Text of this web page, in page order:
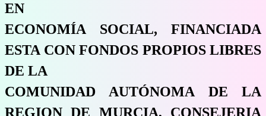
EN
ECONOMÍA SOCIAL, FINANCIADA
ESTA CON FONDOS PROPIOS LIBRES
DE LA
COMUNIDAD AUTÓNOMA DE LA
REGION DE MURCIA, CONSEJERIA